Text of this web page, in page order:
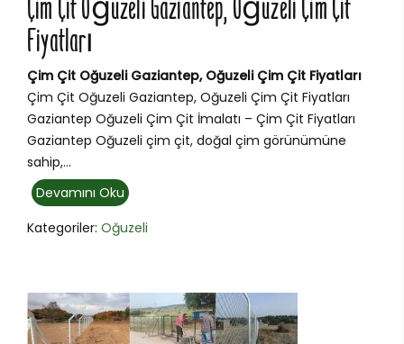
Çim Çit Oğuzeli Gaziantep, Oğuzeli Çim Çit
Fiyatları
Çim Çit Oğuzeli Gaziantep, Oğuzeli Çim Çit Fiyatları
Çim Çit Oğuzeli Gaziantep, Oğuzeli Çim Çit Fiyatları
Gaziantep Oğuzeli Çim Çit İmalatı – Çim Çit Fiyatları
Gaziantep Oğuzeli çim çit, doğal çim görünümüne
sahip,...
Devamını Oku
Kategoriler: Oğuzeli